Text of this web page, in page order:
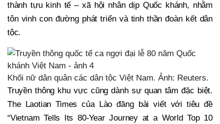
thành tựu kinh tế – xã hội nhân dịp Quốc khánh, nhằm
tôn vinh con đường phát triển và tinh thần đoàn kết dân
tộc.
Khối nữ dân quân các dân tộc Việt Nam. Ảnh: Reuters.
Truyền thông khu vực cũng dành sự quan tâm đặc biệt.
The Laotian Times của Lào đăng bài viết với tiêu đề
“Vietnam Tells Its 80-Year Journey at a World Top 10